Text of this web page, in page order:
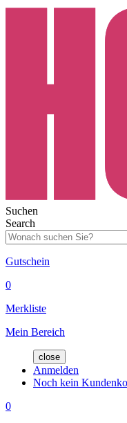
Suchen
Search
Gutschein
0
Merkliste
Mein Bereich
close
Anmelden
Noch kein
0